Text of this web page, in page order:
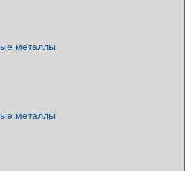
металлы
металлы